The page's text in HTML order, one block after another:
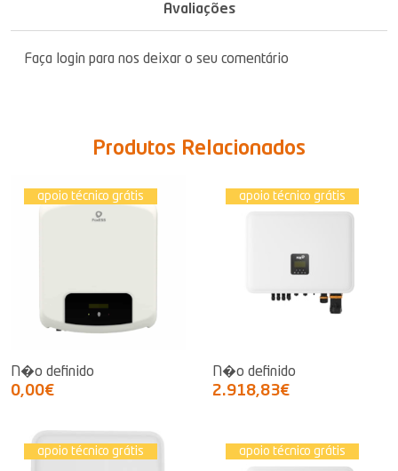
Avaliações
Faça login para nos deixar o seu comentário
Produtos Relacionados
apoio técnico grátis
N�o definido
0,00€
apoio técnico grátis
N�o definido
2.918,83€
apoio técnico grátis apoio técnico grátis